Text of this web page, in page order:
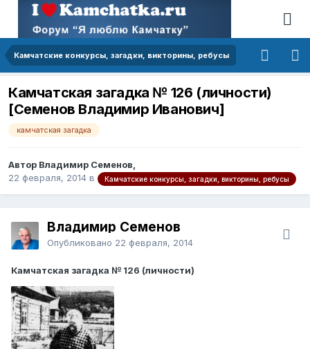
Камчатские конкурсы, загадки, викторины, ребусы
Камчатская загадка № 126 (личности)
[Семенов Владимир Иванович]
камчатская загадка
Автор Владимир Семенов,
22 февраля, 2014 в Камчатские конкурсы, загадки, викторины, ребусы
Владимир Семенов
Опубликовано 22 февраля, 2014
Камчатская загадка № 126 (личности)